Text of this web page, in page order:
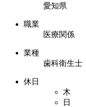
愛知県
職業
医療関係
業種
歯科衛生士
休日
木
日